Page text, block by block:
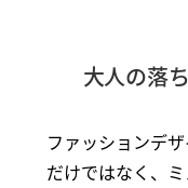
大人の落
ファッションデ
だけではなく、